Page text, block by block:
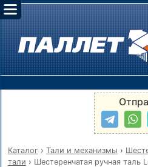
Каталог› Тали и механизмы ›
тали › Шестеренчатая ручная таль